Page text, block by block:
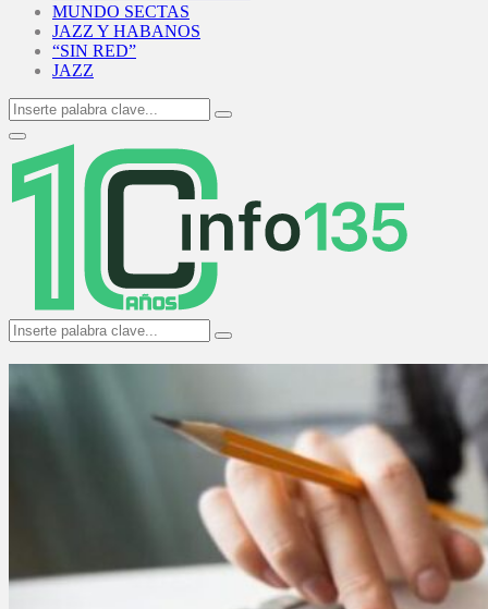
MUNDO SECTAS
JAZZ Y HABANOS
“SIN RED”
JAZZ
Search
for:
Search
Primary
Menu
Search
for:
Search